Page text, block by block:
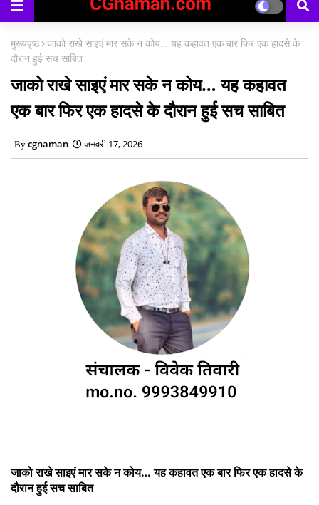
काउंसिलिंग प्रारंभ
मुख्यपृष्ठ जाको राखे साइएं मार सके न कोय… यह कहावत एक बार फिर एक हादसे के
दौरान हुई सच साबित
जाको राखे साइएं मार सके न कोय… यह कहावत
एक बार फिर एक हादसे के दौरान हुई सच साबित
cgnaman जनवरी 17, 2026
जाको राखे साइएं मार सके न कोय… यह कहावत एक बार फिर एक हादसे के
दौरान हुई सच साबित